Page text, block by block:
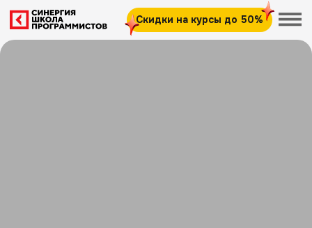
Скидки на курсы до 50%